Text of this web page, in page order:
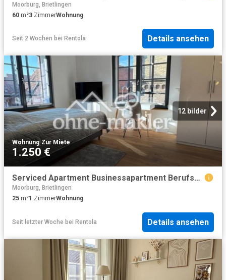
Moorburg, Brietlingen
60 m²3 ZimmerWohnung
Seit 2 Wochen bei Rentola Details ansehen
12 bilder
Wohnung·Zur Miete
1.250 €
Serviced Apartment Businessapartment Berufspendler: All In je 25qm + 55qm Co Livingbereich
Moorburg, Brietlingen
25 m²1 ZimmerWohnung
Seit letzter Woche bei Rentola Details ansehen